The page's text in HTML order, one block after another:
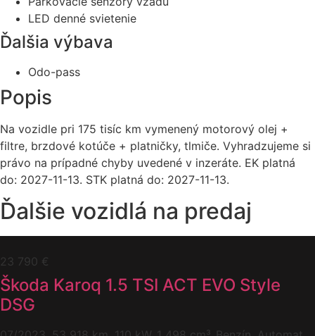
LED denné svietenie
Ďalšia výbava
Odo-pass
Popis
Na vozidle pri 175 tisíc km vymenený motorový olej +
filtre, brzdové kotúče + platničky, tlmiče. Vyhradzujeme si
právo na prípadné chyby uvedené v inzeráte. EK platná
do: 2027-11-13. STK platná do: 2027-11-13.
Ďalšie vozidlá na predaj
23 790 €
Škoda Karoq 1.5 TSI ACT EVO Style
DSG